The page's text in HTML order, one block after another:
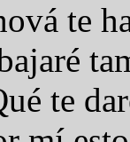
te
te